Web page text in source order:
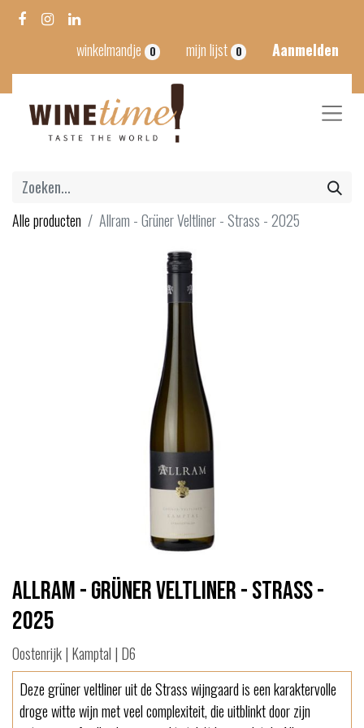
winkelmandje 0 mijn lijst 0 Aanmelden
Alle producten Allram - Grüner Veltliner - Strass - 2025
Allram - Grüner Veltliner - Strass -
2025
Oostenrijk | Kamptal | D6
Deze grüner veltliner uit de Strass wijngaard is een karaktervolle
droge witte wijn met veel complexiteit, die uitblinkt door zijn